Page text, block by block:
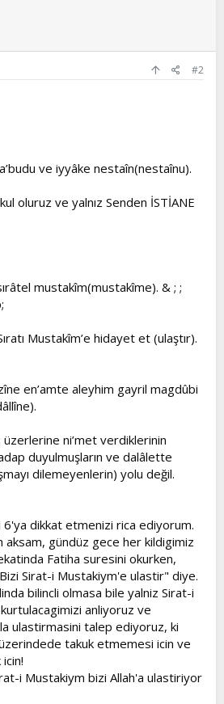
#2
ve iyyâke nestaîn(nestaînu).
kul oluruz ve yalnız Senden İSTİANE
mustakîm(mustakîme). & ; ;
Mustakîm’e hidayet et (ulaştır).
en’amte aleyhim gayril magdûbi
üzerlerine ni’met verdiklerinin
duyulmuşların ve dalâlette
dilemeyenlerin) yolu değil.
6'ya dikkat etmenizi rica ediyorum.
aksam, gündüz gece her kildigimiz
Fatiha suresini okurken,
Sirat-i Mustakiym'e ulastir" diye.
bilincli olmasa bile yalniz Sirat-i
anliyoruz ve
ulastirmasini talep ediyoruz, ki
takuk etmemesi icin ve
i Mustakiym bizi Allah'a ulastiriyor